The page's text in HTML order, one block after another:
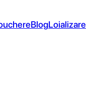
BlogLoializare